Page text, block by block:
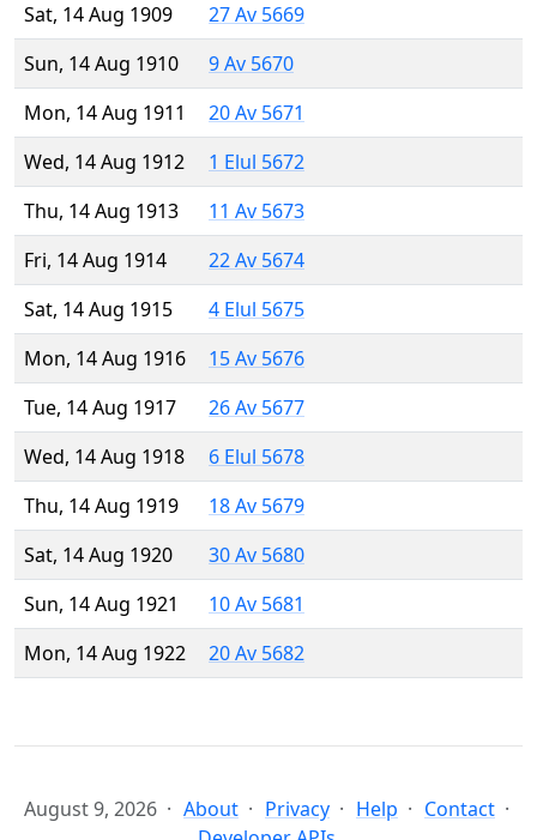
Sat, 14 Aug 1909
27 Av 5669
Sun, 14 Aug 1910
9 Av 5670
Mon, 14 Aug 1911
20 Av 5671
Wed, 14 Aug 1912
1 Elul 5672
Thu, 14 Aug 1913
11 Av 5673
Fri, 14 Aug 1914
22 Av 5674
Sat, 14 Aug 1915
4 Elul 5675
Mon, 14 Aug 1916
15 Av 5676
Tue, 14 Aug 1917
26 Av 5677
Wed, 14 Aug 1918
6 Elul 5678
Thu, 14 Aug 1919
18 Av 5679
Sat, 14 Aug 1920
30 Av 5680
Sun, 14 Aug 1921
10 Av 5681
Mon, 14 Aug 1922
20 Av 5682
August 9, 2026 About Privacy Help
Contact